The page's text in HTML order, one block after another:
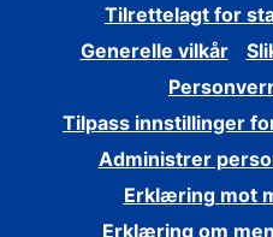
Tilrettelagt for
Generelle vilkår
Tilpass innstillinger
Administrer
Erklæring mot
Erklæring om